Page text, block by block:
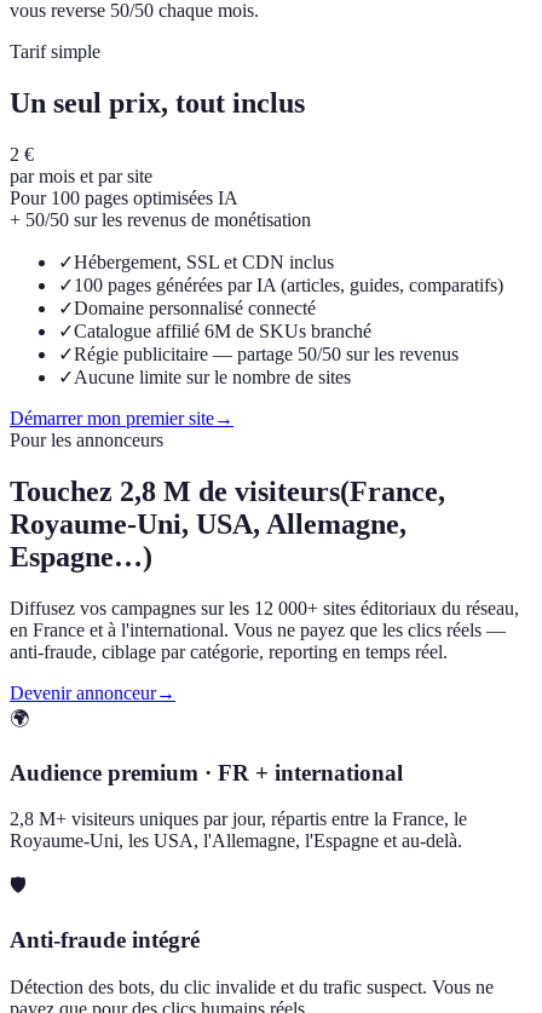
vous reverse 50/50 chaque mois.
Tarif simple
Un seul prix, tout inclus
2 €
par mois et par site
Pour 100 pages optimisées IA
+ 50/50 sur les revenus de monétisation
✓Hébergement, SSL et CDN inclus
✓100 pages générées par IA (articles, guides, comparatifs)
✓Domaine personnalisé connecté
✓Catalogue affilié 6M de SKUs branché
✓Régie publicitaire — partage 50/50 sur les revenus
✓Aucune limite sur le nombre de sites
Démarrer mon premier site→
Pour les annonceurs
Touchez 2,8 M de visiteurs(France,
Royaume-Uni, USA, Allemagne,
Espagne…)
Diffusez vos campagnes sur les 12 000+ sites éditoriaux du réseau,
en France et à l'international. Vous ne payez que les clics réels —
anti-fraude, ciblage par catégorie, reporting en temps réel.
Devenir annonceur→
🌍
Audience premium · FR + international
2,8 M+ visiteurs uniques par jour, répartis entre la France, le
Royaume-Uni, les USA, l'Allemagne, l'Espagne et au-delà.
🛡️
Anti-fraude intégré
Détection des bots, du clic invalide et du trafic suspect. Vous ne
payez que pour des clics humains réels.